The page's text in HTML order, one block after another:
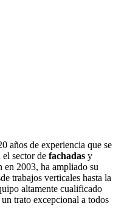
años de experiencia que se
sector de fachadas y
en 2003, ha ampliado su
trabajos verticales hasta la
altamente cualificado
trato excepcional a todos